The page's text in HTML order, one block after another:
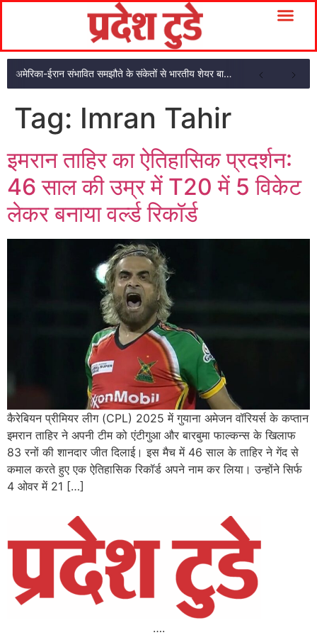
अमेरिका-ईरान संभावित समझौते के संकेतों से भारतीय शेयर बाजार में शुरुआती तेजी
Tag: Imran Tahir
इमरान ताहिर का ऐतिहासिक प्रदर्शन:
46 साल की उम्र में T20 में 5 विकेट
लेकर बनाया वर्ल्ड रिकॉर्ड
कैरेबियन प्रीमियर लीग (CPL) 2025 में गुयाना अमेजन वॉरियर्स के कप्तान
इमरान ताहिर ने अपनी टीम को एंटीगुआ और बारबुमा फाल्कन्स के खिलाफ
83 रनों की शानदार जीत दिलाई। इस मैच में 46 साल के ताहिर ने गेंद से
कमाल करते हुए एक ऐतिहासिक रिकॉर्ड अपने नाम कर लिया। उन्होंने सिर्फ
4 ओवर में 21 […]
….